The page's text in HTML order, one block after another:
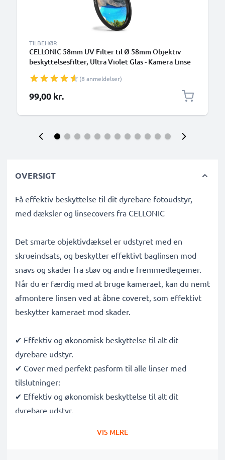
TILBEHØR
CELLONIC 58mm UV Filter til Ø 58mm Objektiv
beskyttelsesfilter, Ultra Violet Glas - Kamera Linse
(8 anmeldelser)
99,00 kr.
OVERSIGT
Få effektiv beskyttelse til dit dyrebare fotoudstyr,
med dæksler og linsecovers fra CELLONIC
Det smarte objektivdæksel er udstyret med en
skrueindsats, og beskytter effektivt baglinsen mod
snavs og skader fra støv og andre fremmedlegemer.
Når du er færdig med at bruge kameraet, kan du nemt
afmontere linsen ved at åbne coveret, som effektivt
beskytter kameraet mod skader.
✔ Effektiv og økonomisk beskyttelse til alt dit
dyrebare udstyr.
✔ Cover med perfekt pasform til alle linser med
tilslutninger:
✔ Effektiv og økonomisk beskyttelse til alt dit
dyrebare udstyr.
VIS MERE